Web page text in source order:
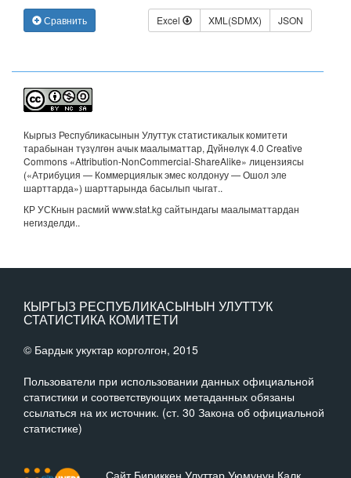
Сравнить Excel XML(SDMX) JSON
Кыргыз Республикасынын Улуттук статистикалык комитети
тарабынан түзүлгөн ачык маалыматтар, Дүйнөлүк 4.0 Creative
Commons «Attribution-NonCommercial-ShareAlike» лицензиясы
(«Атрибуция — Коммерциялык эмес колдонуу — Ошол эле
шарттарда») шарттарында басылып чыгат..
КР УСКнын расмий www.stat.kg сайтындагы маалыматтардан
негизделди..
КЫРГЫЗ РЕСПУБЛИКАСЫНЫН УЛУТТУК
СТАТИСТИКА КОМИТЕТИ
© Бардык укуктар корголгон, 2015
Пользователи при использовании данных официальной
статистики и соответствующих метаданных обязаны
ссылаться на их источник. (ст. 30 Закона об официальной
статистике)
Сайт Бириккен Улуттар Уюмунун Калк